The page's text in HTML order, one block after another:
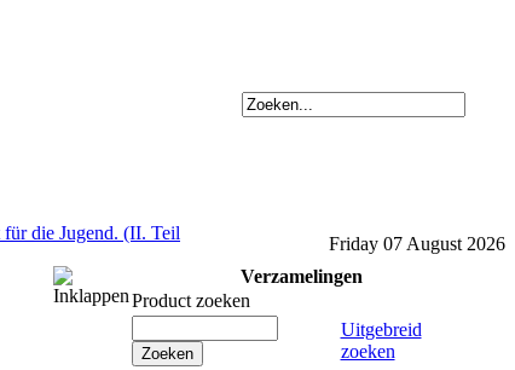
die Jugend. (II. Teil
Friday 07 August 2026
Verzamelingen
Product zoeken
Uitgebreid
zoeken